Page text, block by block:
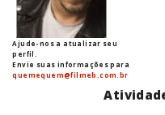
Ajude-nos a atualizar seu
perfil.
Envie suas informações para
quemequem@filmeb.com.br